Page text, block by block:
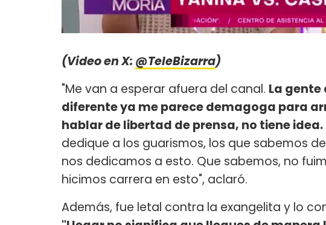
(Video en X: @TeleBizarra)
"Me van a esperar afuera del canal. La
diferente ya me parece demagoga para
hablar de libertad de prensa, no tiene idea.
dedique a los guarismos, los que sabemos
nos dedicamos a esto. Que sabemos, no
hicimos carrera en esto", aclaró.
Además, fue letal contra la exangelita y lo